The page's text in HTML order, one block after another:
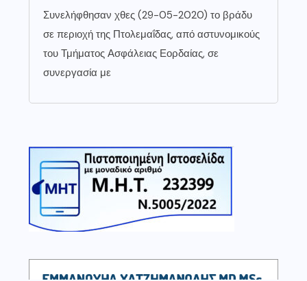
Συνελήφθησαν χθες (29-05-2020) το βράδυ
σε περιοχή της Πτολεμαΐδας, από αστυνομικούς
του Τμήματος Ασφάλειας Εορδαίας, σε
συνεργασία με